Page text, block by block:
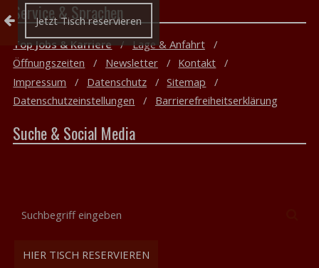
Reservierung einklappen
Jetzt Tisch reservieren
Service & Sprachen
Top Jobs & Karriere
Lage & Anfahrt
Öffnungszeiten
Newsletter
Kontakt
Impressum
Datenschutz
Sitemap
Datenschutzeinstellungen
Barrierefreiheitserklärung
Suche & Social Media
HIER TISCH RESERVIEREN